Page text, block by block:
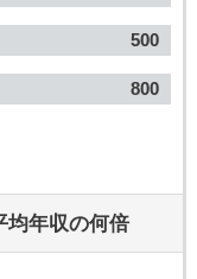
500
800
均年収の何倍